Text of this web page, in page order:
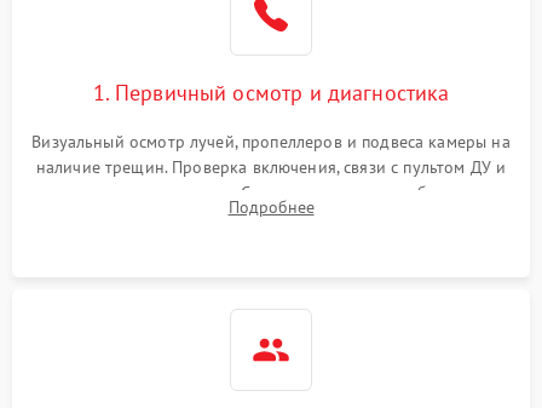
1. Первичный осмотр и диагностика
Визуальный осмотр лучей, пропеллеров и подвеса камеры на
наличие трещин. Проверка включения, связи с пультом ДУ и
передачи видеосигнала. Считывание логов ошибок через
полетное ПО для определения характера неисправности.
Подробнее